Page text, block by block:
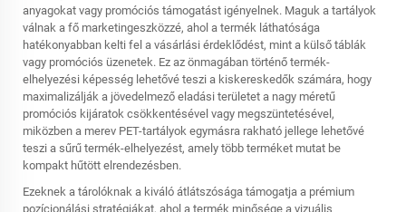
anyagokat vagy promóciós támogatást igényelnek. Maguk a tartályok
válnak a fő marketingeszközzé, ahol a termék láthatósága
hatékonyabban kelti fel a vásárlási érdeklődést, mint a külső táblák
vagy promóciós üzenetek. Ez az önmagában történő termék-
elhelyezési képesség lehetővé teszi a kiskereskedők számára, hogy
maximalizálják a jövedelmező eladási területet a nagy méretű
promóciós kijáratok csökkentésével vagy megszüntetésével,
miközben a merev PET-tartályok egymásra rakható jellege lehetővé
teszi a sűrű termék-elhelyezést, amely több terméket mutat be
kompakt hűtött elrendezésben.
Ezeknek a tárolóknak a kiváló átlátszósága támogatja a prémium
pozícionálási stratégiákat, ahol a termék minősége a vizuális